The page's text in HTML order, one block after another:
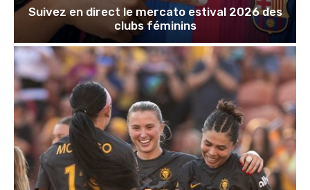
Suivez en direct le mercato estival 2026 des
clubs féminins